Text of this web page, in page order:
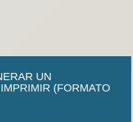
UN
(FORMATO